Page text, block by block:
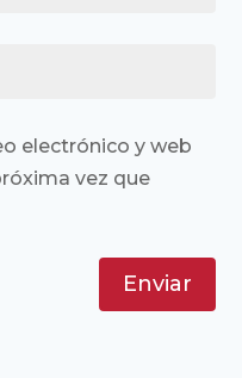
electrónico y web
vez que
Enviar